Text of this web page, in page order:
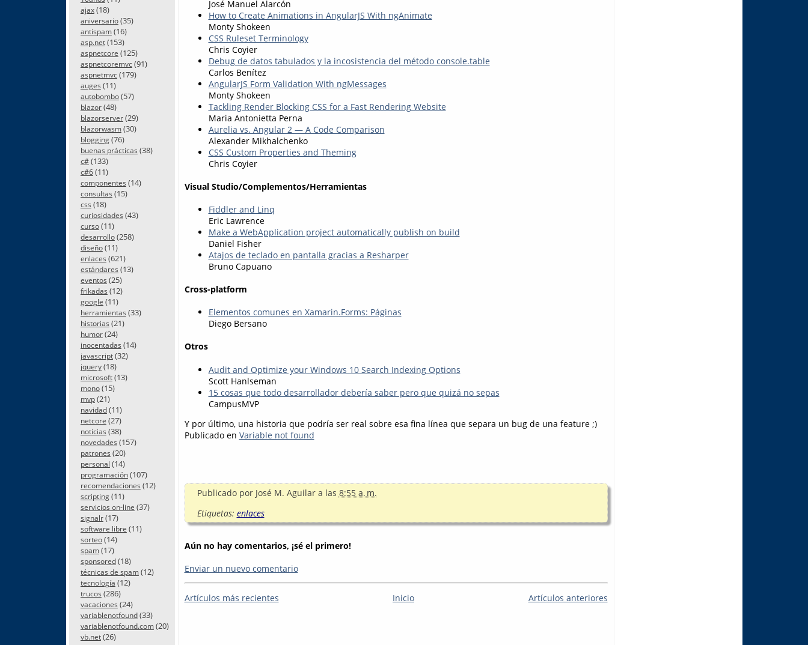
ajax(18)
aniversario(35)
antispam(16)
asp.net(153)
aspnetcore (125)
aspnetcoremvc(91)
aspnetmvc(179)
auges (11)
autobombo(57)
blazor(48)
blazorserver(29)
blazorwasm(30)
blogging(76)
buenas prácticas (38)
c#(133)
c#6(11)
componentes (14)
consultas (15)
css (18)
curiosidades (43)
curso(11)
desarrollo(258)
diseño(11)
enlaces (621)
estándares (13)
eventos (25)
frikadas (12)
google (11)
herramientas (33)
historias (21)
humor(24)
inocentadas (14)
javascript(32)
jquery(18)
microsoft(13)
mono(15)
mvp(21)
navidad(11)
netcore (27)
noticias (38)
novedades (157)
patrones (20)
personal (14)
programación(107)
recomendaciones (12)
scripting(11)
servicios on-line (37)
signalr(17)
software libre (11)
sorteo(14)
spam(17)
sponsored(18)
técnicas de spam(12)
tecnología (12)
trucos (286)
vacaciones (24)
variablenotfound(33)
variablenotfound.com(20)
vb.net(26)
José Manuel Alarcón
How to Create Animations in AngularJS With ngAnimate
Monty Shokeen
CSS Ruleset Terminology
Chris Coyier
Debug de datos tabulados y la incosistencia del método console.table
Carlos Benítez
AngularJS Form Validation With ngMessages
Monty Shokeen
Tackling Render Blocking CSS for a Fast Rendering Website
Maria Antonietta Perna
Aurelia vs. Angular 2 — A Code Comparison
Alexander Mikhalchenko
CSS Custom Properties and Theming
Chris Coyier
Visual Studio/Complementos/Herramientas
Fiddler and Linq
Eric Lawrence
Make a WebApplication project automatically publish on build
Daniel Fisher
Atajos de teclado en pantalla gracias a Resharper
Bruno Capuano
Cross-platform
Elementos comunes en Xamarin.Forms: Páginas
Diego Bersano
Otros
Audit and Optimize your Windows 10 Search Indexing Options
Scott Hanlseman
15 cosas que todo desarrollador debería saber pero que quizá no sepas
CampusMVP
Y por último, una historia que podría ser real sobre esa fina línea que separa un bug de una feature ;)
Publicado en Variable not found
Publicado por José M. Aguilar a las 8:55 a. m.
Etiquetas: enlaces
Aún no hay comentarios, ¡sé el primero!
Enviar un nuevo comentario
Artículos más recientes Artículos anteriores
Inicio